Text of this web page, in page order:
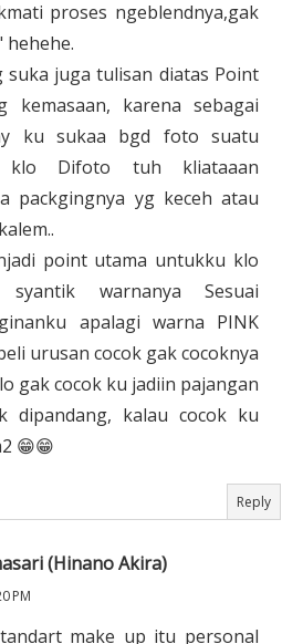
proses ngeblendnya,gak
hehehe.
suka juga tulisan diatas Point
kemasaan, karena sebagai
ku sukaa bgd foto suatu
Difoto tuh kliataaan
packgingnya yg keceh atau
point utama untukku klo
syantik warnanya Sesuai
apalagi warna PINK
urusan cocok gak cocoknya
gak cocok ku jadiin pajangan
dipandang, kalau cocok ku
😁😁
Reply
(Hinano Akira)
PM
make up itu personal